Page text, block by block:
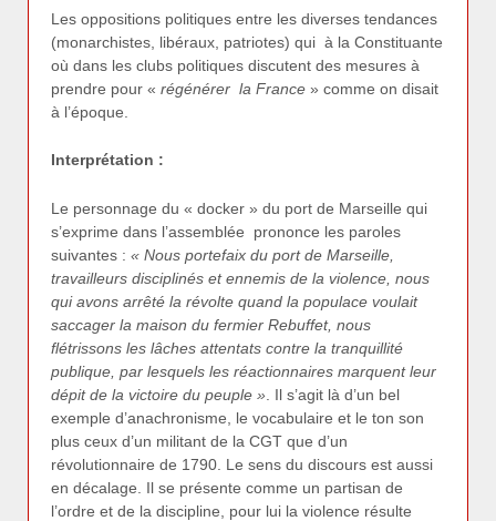
Les oppositions politiques entre les diverses tendances
(monarchistes, libéraux, patriotes) qui à la Constituante
où dans les clubs politiques discutent des mesures à
prendre pour « régénérer la France » comme on disait
à l’époque.
Interprétation :
Le personnage du « docker » du port de Marseille qui
s’exprime dans l’assemblée prononce les paroles
suivantes : « Nous portefaix du port de Marseille,
travailleurs disciplinés et ennemis de la violence, nous
qui avons arrêté la révolte quand la populace voulait
saccager la maison du fermier Rebuffet, nous
flétrissons les lâches attentats contre la tranquillité
publique, par lesquels les réactionnaires marquent leur
dépit de la victoire du peuple » . Il s’agit là d’un bel
exemple d’anachronisme, le vocabulaire et le ton son
plus ceux d’un militant de la CGT que d’un
révolutionnaire de 1790. Le sens du discours est aussi
en décalage. Il se présente comme un partisan de
l’ordre et de la discipline, pour lui la violence résulte